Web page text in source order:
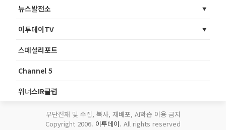
뉴스발전소
이투데이TV
스페셜리포트
Channel 5
위너스IR클럽
무단전재 및 수집, 복사, 재배포, AI학습 이용 금지
Copyright 2006. 이투데이. All rights reserved